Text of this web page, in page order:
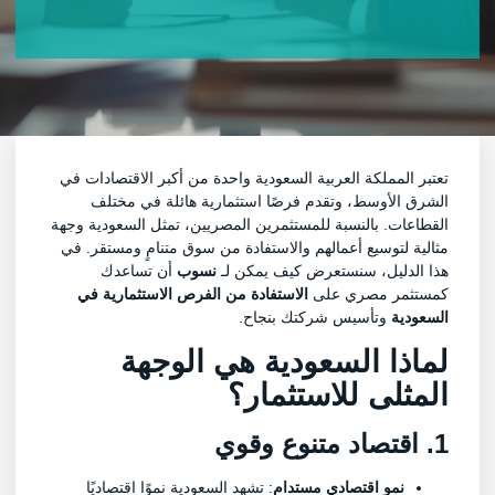
تعتبر المملكة العربية السعودية واحدة من أكبر الاقتصادات في
الشرق الأوسط، وتقدم فرصًا استثمارية هائلة في مختلف
القطاعات. بالنسبة للمستثمرين المصريين، تمثل السعودية وجهة
مثالية لتوسيع أعمالهم والاستفادة من سوق متنامٍ ومستقر. في
هذا الدليل، سنستعرض كيف يمكن لـنسوبأن تساعدك
كمستثمر مصري على الاستفادة من الفرص الاستثمارية في
السعوديةوتأسيس شركتك بنجاح.
لماذا السعودية هي الوجهة
المثلى للاستثمار؟
1. اقتصاد متنوع وقوي
نمو اقتصادي مستدام: تشهد السعودية نموًا اقتصاديًا